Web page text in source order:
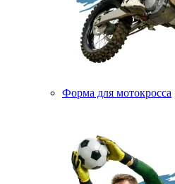
Форма для мотокросса